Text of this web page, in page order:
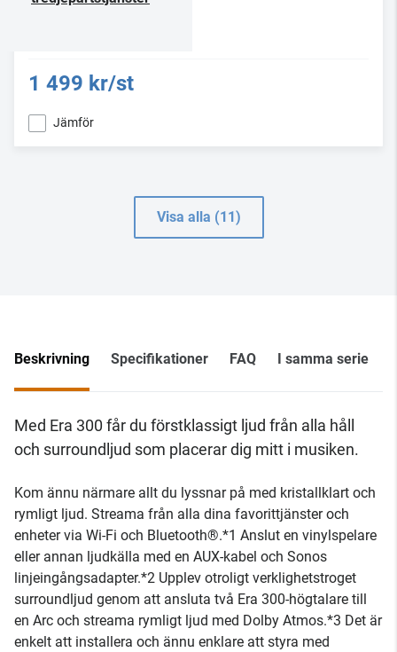
1 499 kr/st
Jämför
Visa alla (11)
Beskrivning Specifikationer FAQ I samma serie
Med Era 300 får du förstklassigt ljud från alla håll
och surroundljud som placerar dig mitt i musiken.
Kom ännu närmare allt du lyssnar på med kristallklart och
rymligt ljud. Streama från alla dina favorittjänster och
enheter via Wi-Fi och Bluetooth®.*1 Anslut en vinylspelare
eller annan ljudkälla med en AUX-kabel och Sonos
linjeingångsadapter.*2 Upplev otroligt verklighetstroget
surroundljud genom att ansluta två Era 300-högtalare till
en Arc och streama rymligt ljud med Dolby Atmos.*3 Det är
enkelt att installera och ännu enklare att styra med